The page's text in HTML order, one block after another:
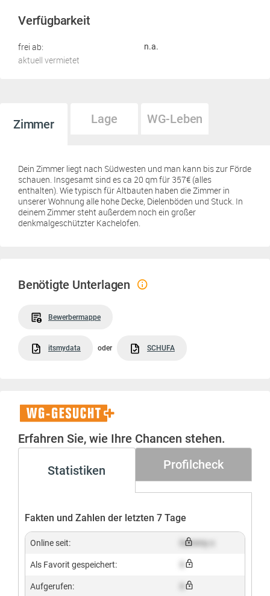
Verfügbarkeit
frei ab: n.a.
aktuell vermietet
Zimmer Lage WG-Leben
Dein Zimmer liegt nach Südwesten und man kann bis zur Förde
schauen. Insgesamt sind es ca 20 qm für 357€ (alles
enthalten). Wie typisch für Altbauten haben die Zimmer in
unserer Wohnung alle hohe Decke, Dielenböden und Stuck. In
deinem Zimmer steht außerdem noch ein großer
denkmalgeschützter Kachelofen.
Benötigte Unterlagen
Bewerbermappe
itsmydata oder SCHUFA
WG-
Gesucht+
Erfahren Sie, wie Ihre Chancen stehen.
Statistiken Profilcheck
Fakten und Zahlen der letzten 7 Tage
Online seit: Dummy x
Als Favorit gespeichert:
Aufgerufen: